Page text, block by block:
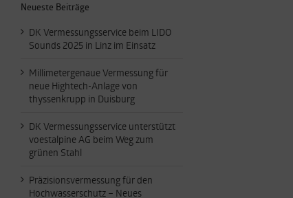
Neueste Beiträge
DK Vermessungsservice beim LIDO
Sounds 2025 in Linz im Einsatz
Millimetergenaue Vermessung für
neue Hightech-Anlage von
thyssenkrupp in Duisburg
DK Vermessungsservice unterstützt
voestalpine AG beim Weg zum
grünen Stahl
Präzisionsvermessung für den
Hochwasserschutz – Neues